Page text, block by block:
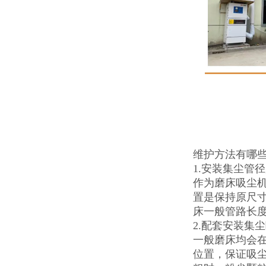
维护方法有哪
1.安装集尘管
作为磨床吸尘
置是保持原尺
床一般管路长
2.配套安装集
一般磨床均会
位置，保证吸